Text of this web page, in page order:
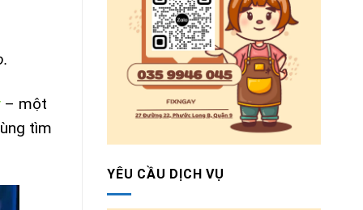
– một
tìm
YÊU CẦU DỊCH VỤ